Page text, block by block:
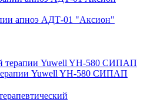
апноэ АДТ-01 "Аксион"
Yuwell YH-580 СИПАП